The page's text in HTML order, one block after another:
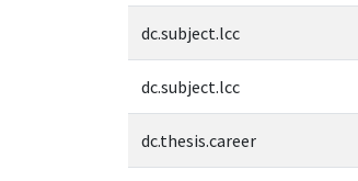
dc.subject.lcc
dc.subject.lcc
dc.thesis.career